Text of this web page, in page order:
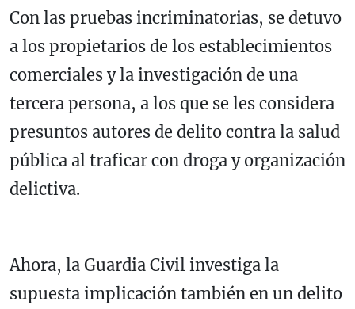
Con las pruebas incriminatorias, se detuvo
a los propietarios de los establecimientos
comerciales y la investigación de una
tercera persona, a los que se les considera
presuntos autores de delito contra la salud
pública al traficar con droga y organización
delictiva.
Ahora, la Guardia Civil investiga la
supuesta implicación también en un delito